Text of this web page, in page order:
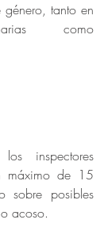
tanto en
como
inspectores
máximo de 15
sobre posibles
acoso.